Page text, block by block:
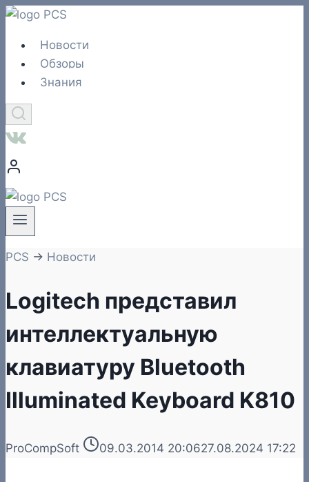
Перейти
содержимому
Новости
Обзоры
Знания
PCS → Новости
Logitech представил
интеллектуальную
клавиатуру Bluetooth
Illuminated Keyboard K810
ProCompSoft 09.03.2014 20:0627.08.2024 17:22